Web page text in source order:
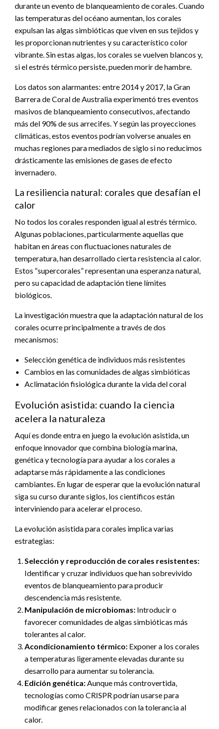
durante un evento de blanqueamiento de corales. Cuando
las temperaturas del océano aumentan, los corales
expulsan las algas simbióticas que viven en sus tejidos y
les proporcionan nutrientes y su característico color
vibrante. Sin estas algas, los corales se vuelven blancos y,
si el estrés térmico persiste, pueden morir de hambre.
Los datos son alarmantes: entre 2014 y 2017, la Gran
Barrera de Coral de Australia experimentó tres eventos
masivos de blanqueamiento consecutivos, afectando
más del 90% de sus arrecifes. Y según las proyecciones
climáticas, estos eventos podrían volverse anuales en
muchas regiones para mediados de siglo si no reducimos
drásticamente las emisiones de gases de efecto
invernadero.
La resiliencia natural: corales que desafían el
calor
No todos los corales responden igual al estrés térmico.
Algunas poblaciones, particularmente aquellas que
habitan en áreas con fluctuaciones naturales de
temperatura, han desarrollado cierta resistencia al calor.
Estos “supercorales” representan una esperanza natural,
pero su capacidad de adaptación tiene límites
biológicos.
La investigación muestra que la adaptación natural de los
corales ocurre principalmente a través de dos
mecanismos:
Selección genética de individuos más resistentes
Cambios en las comunidades de algas simbióticas
Aclimatación fisiológica durante la vida del coral
Evolución asistida: cuando la ciencia
acelera la naturaleza
Aquí es donde entra en juego la evolución asistida, un
enfoque innovador que combina biología marina,
genética y tecnología para ayudar a los corales a
adaptarse más rápidamente a las condiciones
cambiantes. En lugar de esperar que la evolución natural
siga su curso durante siglos, los científicos están
interviniendo para acelerar el proceso.
La evolución asistida para corales implica varias
estrategias:
Selección y reproducción de corales resistentes:
Identificar y cruzar individuos que han sobrevivido
eventos de blanqueamiento para producir
descendencia más resistente.
Manipulación de microbiomas: Introducir o
favorecer comunidades de algas simbióticas más
tolerantes al calor.
Acondicionamiento térmico: Exponer a los corales
a temperaturas ligeramente elevadas durante su
desarrollo para aumentar su tolerancia.
Edición genética:Aunque más controvertida,
tecnologías como CRISPR podrían usarse para
modificar genes relacionados con la tolerancia al
calor.